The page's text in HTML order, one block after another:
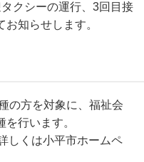
クシーの運行、3回目接
知らせします。
の方を対象に、福祉会
行います。
しくは小平市ホームペ